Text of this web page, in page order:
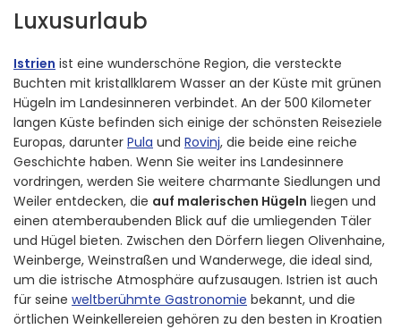
Luxusurlaub
Istrien ist eine wunderschöne Region, die versteckte
Buchten mit kristallklarem Wasser an der Küste mit grünen
Hügeln im Landesinneren verbindet. An der 500 Kilometer
langen Küste befinden sich einige der schönsten Reiseziele
Europas, darunter Pula und Rovinj, die beide eine reiche
Geschichte haben. Wenn Sie weiter ins Landesinnere
vordringen, werden Sie weitere charmante Siedlungen und
Weiler entdecken, die auf malerischen Hügeln liegen und
einen atemberaubenden Blick auf die umliegenden Täler
und Hügel bieten. Zwischen den Dörfern liegen Olivenhaine,
Weinberge, Weinstraßen und Wanderwege, die ideal sind,
um die istrische Atmosphäre aufzusaugen. Istrien ist auch
für seine weltberühmte Gastronomie bekannt, und die
örtlichen Weinkellereien gehören zu den besten in Kroatien